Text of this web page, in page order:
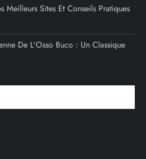
Meilleurs Sites Et Conseils Pratiques
De L'Osso Buco : Un Classique